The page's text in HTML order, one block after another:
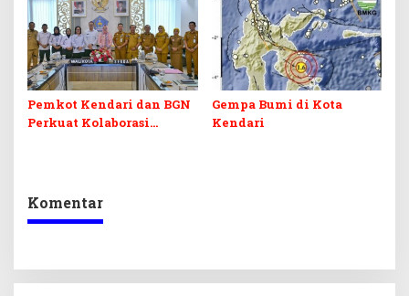
Pemkot Kendari dan BGN
Perkuat Kolaborasi
Gempa Bumi di Kota
Kendari
Komentar